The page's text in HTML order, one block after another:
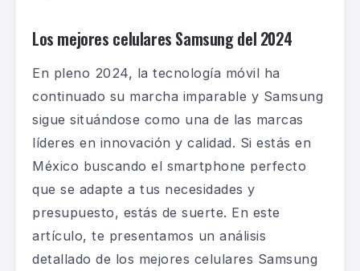
Los mejores celulares Samsung del 2024
En pleno 2024, la tecnología móvil ha
continuado su marcha imparable y Samsung
sigue situándose como una de las marcas
líderes en innovación y calidad. Si estás en
México buscando el smartphone perfecto
que se adapte a tus necesidades y
presupuesto, estás de suerte. En este
artículo, te presentamos un análisis
detallado de los mejores celulares Samsung